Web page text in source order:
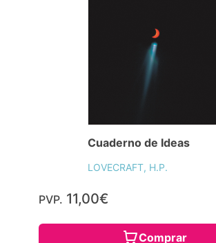
Cuaderno de Ideas
LOVECRAFT, H.P.
PVP. 11,00€
Comprar